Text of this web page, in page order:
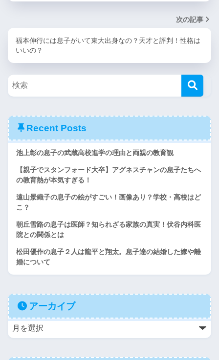
次の記事
福本伸行には息子がいて東大出身なの？天才と評判！性格は
いいの？
Recent Posts
池上彰の息子の武蔵高校進学の理由と両親の教育観
【親子でスタンフォード大卒】アグネスチャンの息子たちへ
の教育熱が本気すぎる！
遠山景織子の息子の絵がすごい！画像あり？学校・高校はど
こ？
朝丘雪路の息子は医師？知られざる家族の真実！伏谷内科医
院との関係とは
松田優作の息子２人は龍平と翔太。息子達の結婚した嫁や離
婚について
アーカイブ